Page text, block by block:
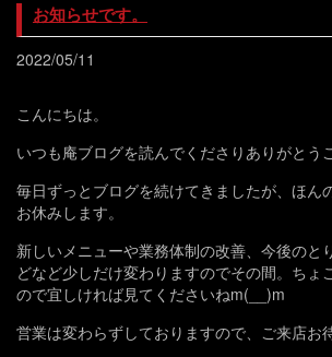
お知らせです。
2022/05/11
こんにちは。
いつも庵ブログを読んでくださりありがとう
毎日ずっとブログを続けてきましたが、ほん
お休みします。
新しいメニューや業務体制の改善、今後のと
どなど少しだけ変わりますのでその間。ちょ
ので宜しければ見てくださいねm(__)m
営業は変わらずしておりますので、ご来店お